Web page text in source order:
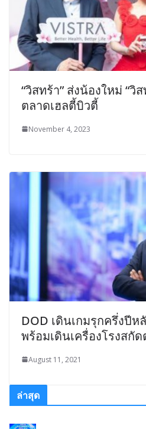
“วิสทร้า” ส่งน้องใหม่ “วิ
ตลาดเฮลตี้บิวตี้
November 4, 2023
DOD เดินเกมรุกครึ่งปี
พร้อมเดินเครื่องโรงสกั
August 11, 2021
ล่าสุด